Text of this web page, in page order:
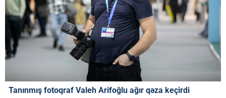
Tanınmış fotoqraf Valeh Arifoğlu ağır qəza keçirdi